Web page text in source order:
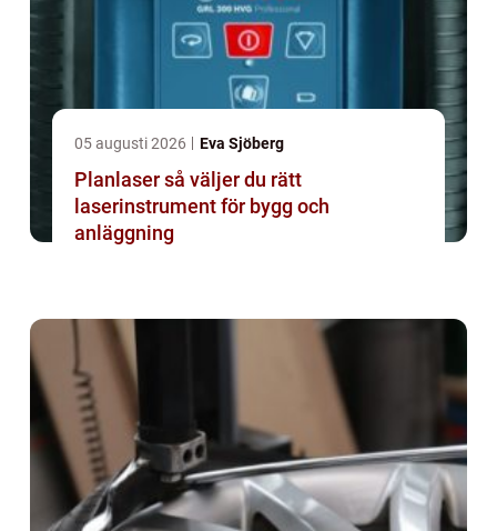
05 augusti 2026 Eva Sjöberg
Planlaser så väljer du rätt
laserinstrument för bygg och
anläggning